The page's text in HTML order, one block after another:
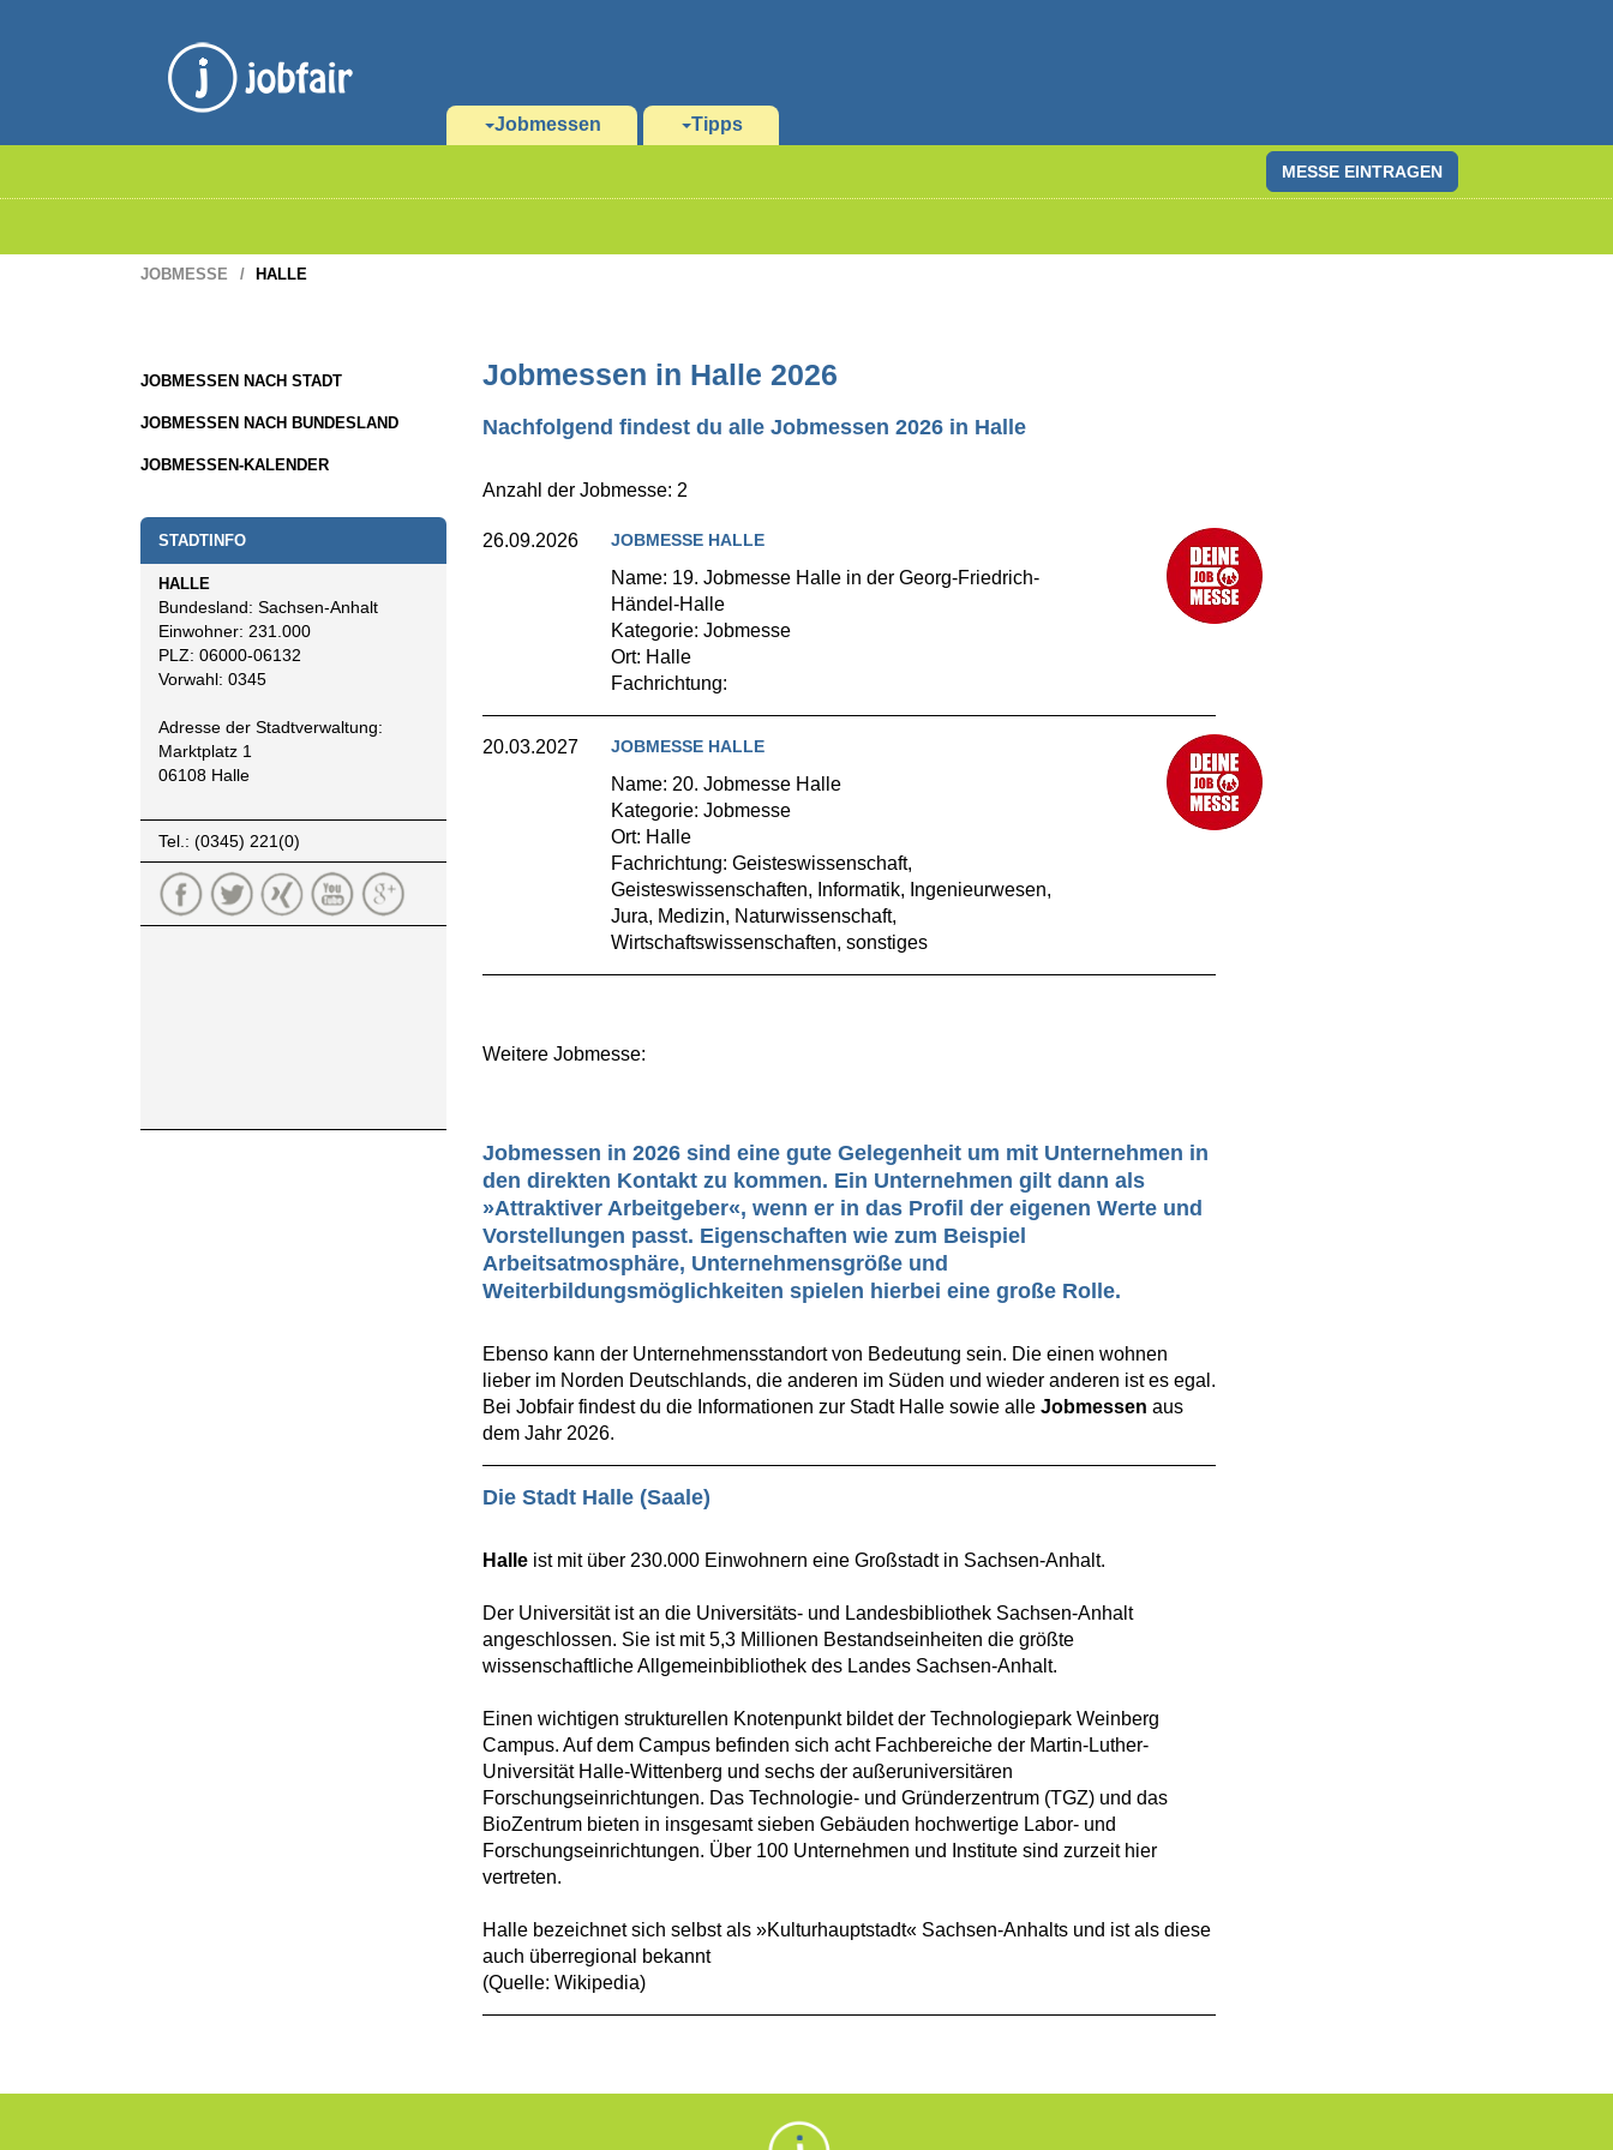
Jobmessen Tipps
MESSE EINTRAGEN
JOBMESSE HALLE
JOBMESSEN NACH STADT
JOBMESSEN NACH BUNDESLAND
JOBMESSEN-KALENDER
STADTINFO
HALLE
Bundesland: Sachsen-Anhalt
Einwohner: 231.000
PLZ: 06000-06132
Vorwahl: 0345
Adresse der Stadtverwaltung:
Marktplatz 1
06108 Halle
Tel.: (0345) 221(0)
Jobmessen in Halle 2026
Nachfolgend findest du alle Jobmessen 2026 in Halle
Anzahl der Jobmesse: 2
26.09.2026 JOBMESSE HALLE
Name: 19. Jobmesse Halle in der Georg-Friedrich-
Händel-Halle
Kategorie: Jobmesse
Ort: Halle
Fachrichtung:
20.03.2027 JOBMESSE HALLE
Name: 20. Jobmesse Halle
Kategorie: Jobmesse
Ort: Halle
Fachrichtung: Geisteswissenschaft,
Geisteswissenschaften, Informatik, Ingenieurwesen,
Jura, Medizin, Naturwissenschaft,
Wirtschaftswissenschaften, sonstiges
Weitere Jobmesse:
Jobmessen in 2026 sind eine gute Gelegenheit um mit Unternehmen in
den direkten Kontakt zu kommen. Ein Unternehmen gilt dann als
»Attraktiver Arbeitgeber«, wenn er in das Profil der eigenen Werte und
Vorstellungen passt. Eigenschaften wie zum Beispiel
Arbeitsatmosphäre, Unternehmensgröße und
Weiterbildungsmöglichkeiten spielen hierbei eine große Rolle.
Ebenso kann der Unternehmensstandort von Bedeutung sein. Die einen wohnen
lieber im Norden Deutschlands, die anderen im Süden und wieder anderen ist es egal.
Bei Jobfair findest du die Informationen zur Stadt Halle sowie alle Jobmessen aus
dem Jahr 2026.
Die Stadt Halle (Saale)
Halle ist mit über 230.000 Einwohnern eine Großstadt in Sachsen-Anhalt.
Der Universität ist an die Universitäts- und Landesbibliothek Sachsen-Anhalt
angeschlossen. Sie ist mit 5,3 Millionen Bestandseinheiten die größte
wissenschaftliche Allgemeinbibliothek des Landes Sachsen-Anhalt.
Einen wichtigen strukturellen Knotenpunkt bildet der Technologiepark Weinberg
Campus. Auf dem Campus befinden sich acht Fachbereiche der Martin-Luther-
Universität Halle-Wittenberg und sechs der außeruniversitären
Forschungseinrichtungen. Das Technologie- und Gründerzentrum (TGZ) und das
BioZentrum bieten in insgesamt sieben Gebäuden hochwertige Labor- und
Forschungseinrichtungen. Über 100 Unternehmen und Institute sind zurzeit hier
vertreten.
Halle bezeichnet sich selbst als »Kulturhauptstadt« Sachsen-Anhalts und ist als diese
auch überregional bekannt
(Quelle: Wikipedia)